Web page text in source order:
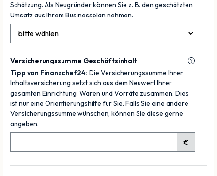
Schätzung. Als Neugründer können Sie z. B. den geschätzten
Umsatz aus Ihrem Businessplan nehmen.
Versicherungssumme Geschäftsinhalt
Tipp von Finanzchef24: Die Versicherungssumme Ihrer
Inhaltsversicherung setzt sich aus dem Neuwert Ihrer
gesamten Einrichtung, Waren und Vorräte zusammen. Dies
ist nur eine Orientierungshilfe für Sie. Falls Sie eine andere
Versicherungssumme wünschen, können Sie diese gerne
angeben.
€